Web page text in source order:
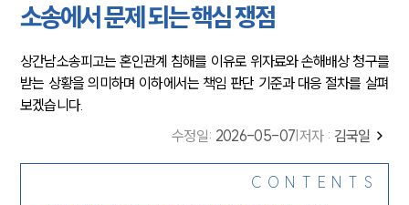
소송에서 문제 되는 핵심 쟁점
상간남소송피고는 혼인관계 침해를 이유로 위자료와 손해배상 청구를
받는 상황을 의미하며 이하에서는 책임 판단 기준과 대응 절차를 살펴
보겠습니다.
수정일: 2026-05-07 저자 : 김국일
CONTENTS